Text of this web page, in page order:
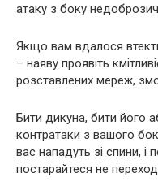
атаку з боку
Якщо вам вдалося
– наяву проявіть
розставлених мереж,
Бити дикуна, бити його
контратаки з вашого
вас нападуть зі спини, і
постарайтеся не